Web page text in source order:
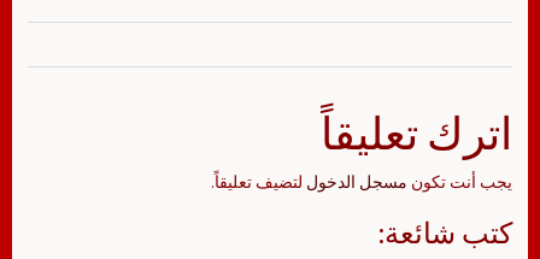
اترك تعليقاً
يجب أنت تكون مسجل الدخول لتضيف تعليقاً.
كتب شائعة: